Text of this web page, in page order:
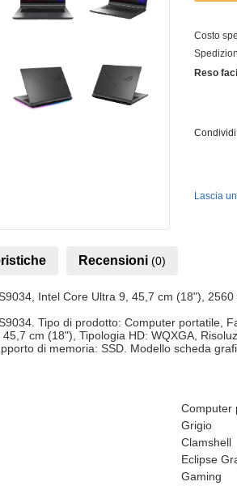
Costo
Reso
Lascia
Recensioni (0)
Intel Core Ultra 9, 45,7 cm (18"),
Tipo di prodotto: Computer portatile,
cm (18"), Tipologia HD: WQXGA,
di memoria: SSD. Modello scheda
Computer
Grigio
Clamshell
Eclipse
Gaming